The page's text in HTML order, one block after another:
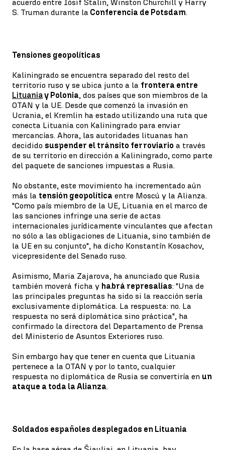
acuerdo entre Iósif Stalin, Winston Churchill y Harry
S. Truman durante la Conferencia de Potsdam.
Tensiones geopolíticas
Kaliningrado se encuentra separado del resto del
territorio ruso y se ubica junto a la frontera entre
Lituaniay Polonia, dos países que son miembros de la
OTAN y la UE. Desde que comenzó la invasión en
Ucrania, el Kremlin ha estado utilizando una ruta que
conecta Lituania con Kaliningrado para enviar
mercancías. Ahora, las autoridades lituanas han
decidido suspender el tránsito ferroviario a través
de su territorio en dirección a Kaliningrado, como parte
del paquete de sanciones impuestas a Rusia.
No obstante, este movimiento ha incrementado aún
más la tensión geopolítica entre Moscú y la Alianza.
"Como país miembro de la UE, Lituania en el marco de
las sanciones infringe una serie de actas
internacionales jurídicamente vinculantes que afectan
no sólo a las obligaciones de Lituania, sino también de
la UE en su conjunto", ha dicho Konstantín Kosachov,
vicepresidente del Senado ruso.
Asimismo, Maria Zajarova, ha anunciado que Rusia
también moverá ficha y habrá represalias: "Una de
las principales preguntas ha sido si la reacción sería
exclusivamente diplomática. La respuesta: no. La
respuesta no será diplomática sino práctica", ha
confirmado la directora del Departamento de Prensa
del Ministerio de Asuntos Exteriores ruso.
Sin embargo hay que tener en cuenta que Lituania
pertenece a la OTAN y por lo tanto, cualquier
respuesta no diplomática de Rusia se convertiría en un
ataque a toda la Alianza.
Soldados españoles desplegados en Lituania